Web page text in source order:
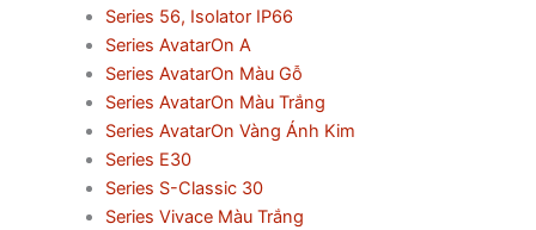
Series 56, Isolator IP66
Series AvatarOn A
Series AvatarOn Màu Gỗ
Series AvatarOn Màu Trắng
Series AvatarOn Vàng Ánh Kim
Series E30
Series S-Classic 30
Series Vivace Màu Trắng